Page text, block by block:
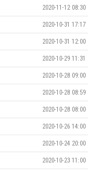
2020-11-12 08:30
2020-10-31 17:17
2020-10-31 12:00
2020-10-29 11:31
2020-10-28 09:00
2020-10-28 08:59
2020-10-28 08:00
2020-10-26 14:00
2020-10-24 20:00
2020-10-23 11:00